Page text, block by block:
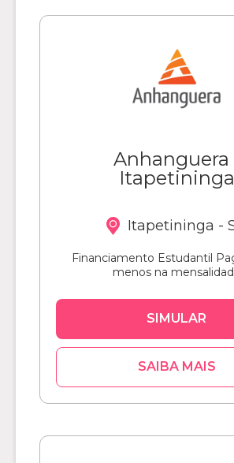
Anhanguera
Itapetininga
Itapetininga -
Financiamento Estudantil
menos na
SIMULAR
SAIBA MAIS